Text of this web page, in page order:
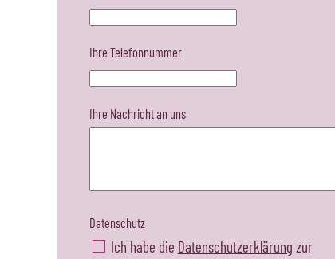
Ihre Telefonnummer
Ihre Nachricht an uns
Datenschutz
Ich habe die Datenschutzerklärung zur